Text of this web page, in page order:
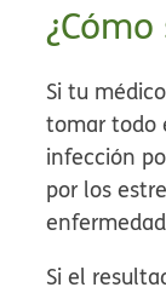
Si tu
tomar todo
infección
por los
Si el